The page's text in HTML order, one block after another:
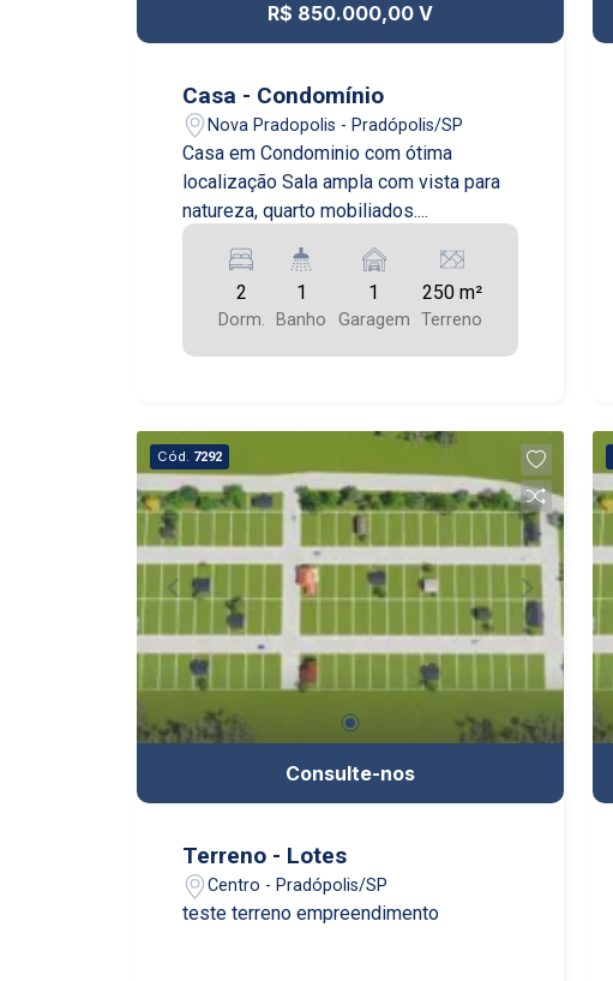
R$ 850.000,00 V
Casa - Condomínio
Nova Pradopolis - Pradópolis/SP
Casa em Condominio com ótima
localização Sala ampla com vista para
natureza, quarto mobiliados....
2
Dorm.
1
Banho
1
Garagem
250 m²
Terreno
Cód. 7292
Consulte-nos
Terreno - Lotes
Centro - Pradópolis/SP
teste terreno empreendimento